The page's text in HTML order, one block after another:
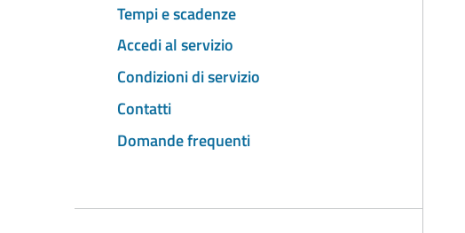
Tempi e scadenze
Accedi al servizio
Condizioni di servizio
Contatti
Domande frequenti